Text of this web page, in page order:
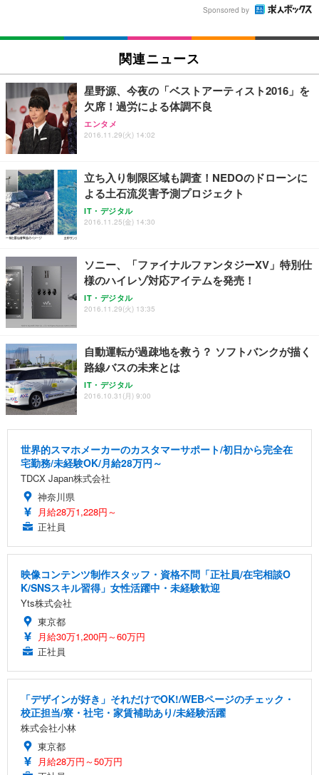
Sponsored by
関連ニュース
星野源、今夜の「ベストアーティスト2016」を
欠席！過労による体調不良
エンタメ
2016.11.29(火) 14:02
立ち入り制限区域も調査！NEDOのドローンに
よる土石流災害予測プロジェクト
IT・デジタル
2016.11.25(金) 14:30
ソニー、「ファイナルファンタジーXV」特別仕
様のハイレゾ対応アイテムを発売！
IT・デジタル
2016.11.29(火) 13:35
自動運転が過疎地を救う？ ソフトバンクが描く
路線バスの未来とは
IT・デジタル
2016.10.31(月) 9:00
世界的スマホメーカーのカスタマーサポート/初日から完全在
宅勤務/未経験OK/月給28万円～
TDCX Japan株式会社
神奈川県
月給28万1,228円～
正社員
映像コンテンツ制作スタッフ・資格不問「正社員/在宅相談O
K/SNSスキル習得」女性活躍中・未経験歓迎
Yts株式会社
東京都
月給30万1,200円～60万円
正社員
「デザインが好き」それだけでOK!/WEBページのチェック・
校正担当/寮・社宅・家賃補助あり/未経験活躍
株式会社小林
東京都
月給28万円～50万円